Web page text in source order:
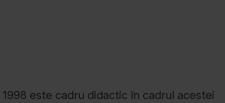
este cadru didactic în cadrul acestei